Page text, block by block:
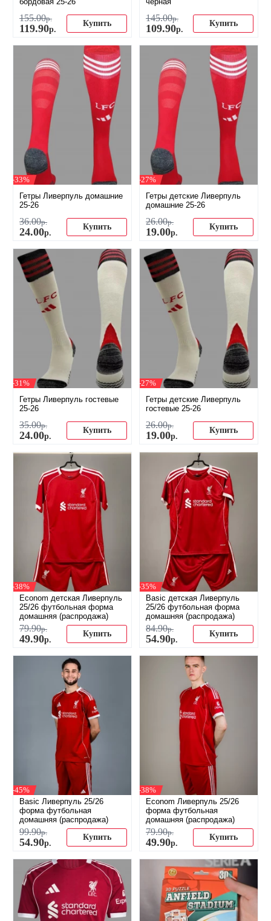
155.00р.
119.90р.
Купить
145.00р.
109.90р.
Купить
-33%
Гетры Ливерпуль домашние
25-26
36.00р.
24.00р.
Купить
-27%
Гетры детские Ливерпуль
домашние 25-26
26.00р.
19.00р.
Купить
-31%
Гетры Ливерпуль гостевые
25-26
35.00р.
24.00р.
Купить
-27%
Гетры детские Ливерпуль
гостевые 25-26
26.00р.
19.00р.
Купить
-38%
Econom детская Ливерпуль
25/26 футбольная форма
домашняя (распродажа)
79.90р.
49.90р.
Купить
-35%
Basic детская Ливерпуль
25/26 футбольная форма
домашняя (распродажа)
84.90р.
54.90р.
Купить
-45%
Basic Ливерпуль 25/26
форма футбольная
домашняя (распродажа)
99.90р.
54.90р.
Купить
-38%
Econom Ливерпуль 25/26
форма футбольная
домашняя (распродажа)
79.90р.
49.90р.
Купить